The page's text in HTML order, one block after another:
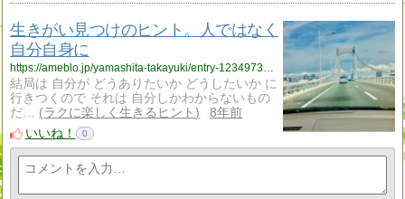
生きがい見つけのヒント。人ではなく
自分自身に
結局は 自分が どうありたいか どうしたいか に
行きつくので それは 自分しかわからないもの
だ…
ラクに楽しく生きるヒント
8年前
いいね！
0